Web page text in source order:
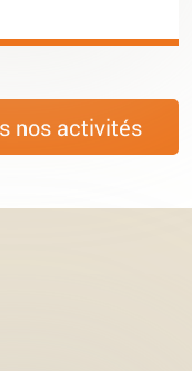
nos activités